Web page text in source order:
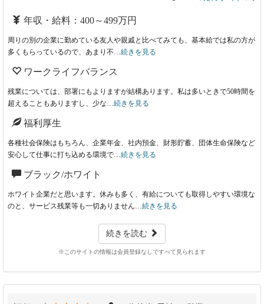
年収・給料：400～499万円
周りの別の企業に勤めている友人や親戚と比べてみても、基本給では私の方が
多くもらっているので、あまり不…続きを見る
ワークライフバランス
残業については、部署にもよりますが結構あります。私は多いときで50時間を
超えることもありますし、少な…続きを見る
福利厚生
各種社会保険はもちろん、企業年金、社内預金、財形貯蓄、団体生命保険など
安心して仕事に打ち込める環境で…続きを見る
ブラック/ホワイト
ホワイト企業だと思います。休みも多く、有給についても取得しやすい環境な
のと、サービス残業等も一切ありません…続きを見る
続きを読む
※このサイトの情報は会員登録なしですべて見られます